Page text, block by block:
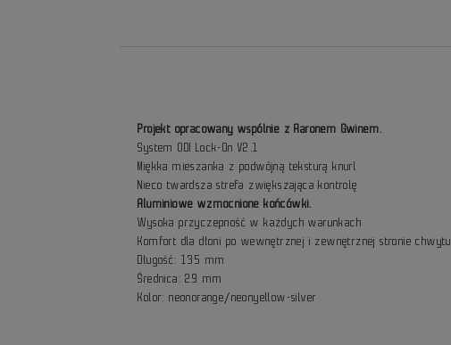
Projekt opracowany wspólnie z Aaronem Gwinem.
System ODI Lock-On V2.1
Miękka mieszanka z podwójną teksturą knurl
Nieco twardsza strefa zwiększająca kontrolę
Aluminiowe wzmocnione końcówki.
Wysoka przyczepność w każdych warunkach
Komfort dla dłoni po wewnętrznej i zewnętrznej stronie chwytu
Długość: 135 mm
Średnica: 29 mm
Kolor: neonorange/neonyellow-silver